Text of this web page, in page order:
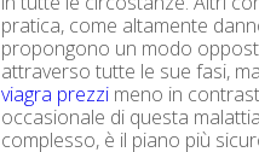
pratica, come altamente
propongono un modo
attraverso tutte le sue fasi,
viagra prezzi meno in
occasionale di questa
complesso, è il piano più